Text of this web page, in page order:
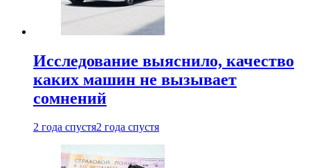
Исследование выяснило, качество
каких машин не вызывает
сомнений
2 года спустя2 года спустя